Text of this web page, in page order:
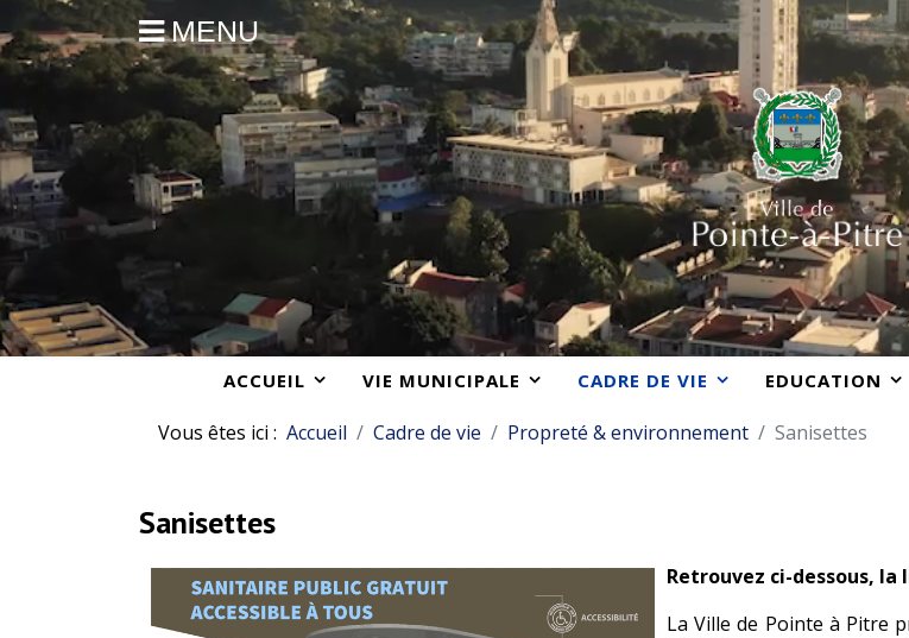
MENU
ACCUEIL VIE MUNICIPALE CADRE DE VIE EDUCATION
Vous êtes ici : Accueil Cadre de vie Propreté & environnement Sanisettes
Sanisettes
Retrouvez ci-dessous,
La Ville de Pointe à Pitre